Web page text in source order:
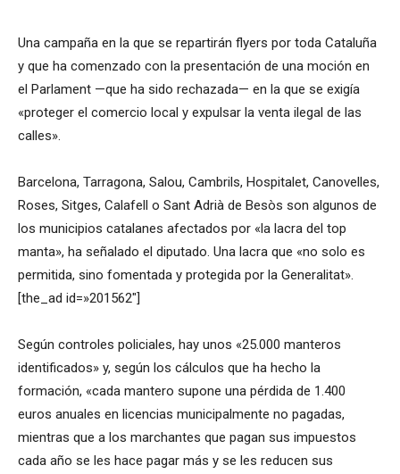
Una campaña en la que se repartirán flyers por toda Cataluña
y que ha comenzado con la presentación de una moción en
el Parlament —que ha sido rechazada— en la que se exigía
«proteger el comercio local y expulsar la venta ilegal de las
calles».
Barcelona, Tarragona, Salou, Cambrils, Hospitalet, Canovelles,
Roses, Sitges, Calafell o Sant Adrià de Besòs son algunos de
los municipios catalanes afectados por «la lacra del top
manta», ha señalado el diputado. Una lacra que «no solo es
permitida, sino fomentada y protegida por la Generalitat».
[the_ad id=»201562″]
Según controles policiales, hay unos «25.000 manteros
identificados» y, según los cálculos que ha hecho la
formación, «cada mantero supone una pérdida de 1.400
euros anuales en licencias municipalmente no pagadas,
mientras que a los marchantes que pagan sus impuestos
cada año se les hace pagar más y se les reducen sus